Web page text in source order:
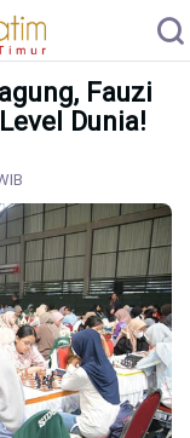
Fauzi
Dunia!